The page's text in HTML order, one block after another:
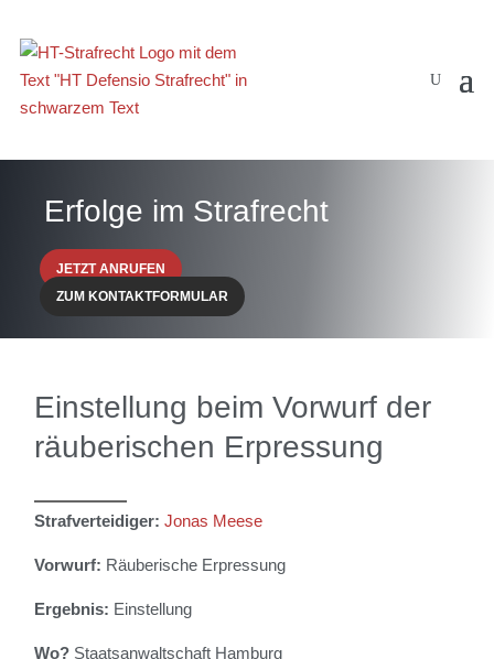
Erfolge im Strafrecht
JETZT ANRUFEN
ZUM KONTAKTFORMULAR
Einstellung beim Vorwurf der
räuberischen Erpressung
Strafverteidiger:Jonas Meese
Vorwurf: Räuberische Erpressung
Ergebnis: Einstellung
Wo? Staatsanwaltschaft Hamburg